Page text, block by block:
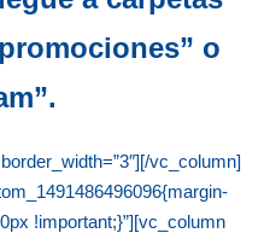
Iniciar sesión
o
vc_column]
!important;}”][vc_column